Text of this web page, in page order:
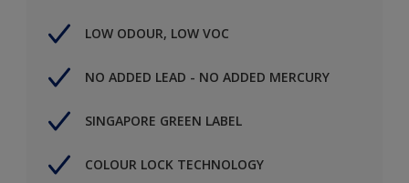
LOW ODOUR, LOW VOC
NO ADDED LEAD - NO ADDED MERCURY
SINGAPORE GREEN LABEL
COLOUR LOCK TECHNOLOGY